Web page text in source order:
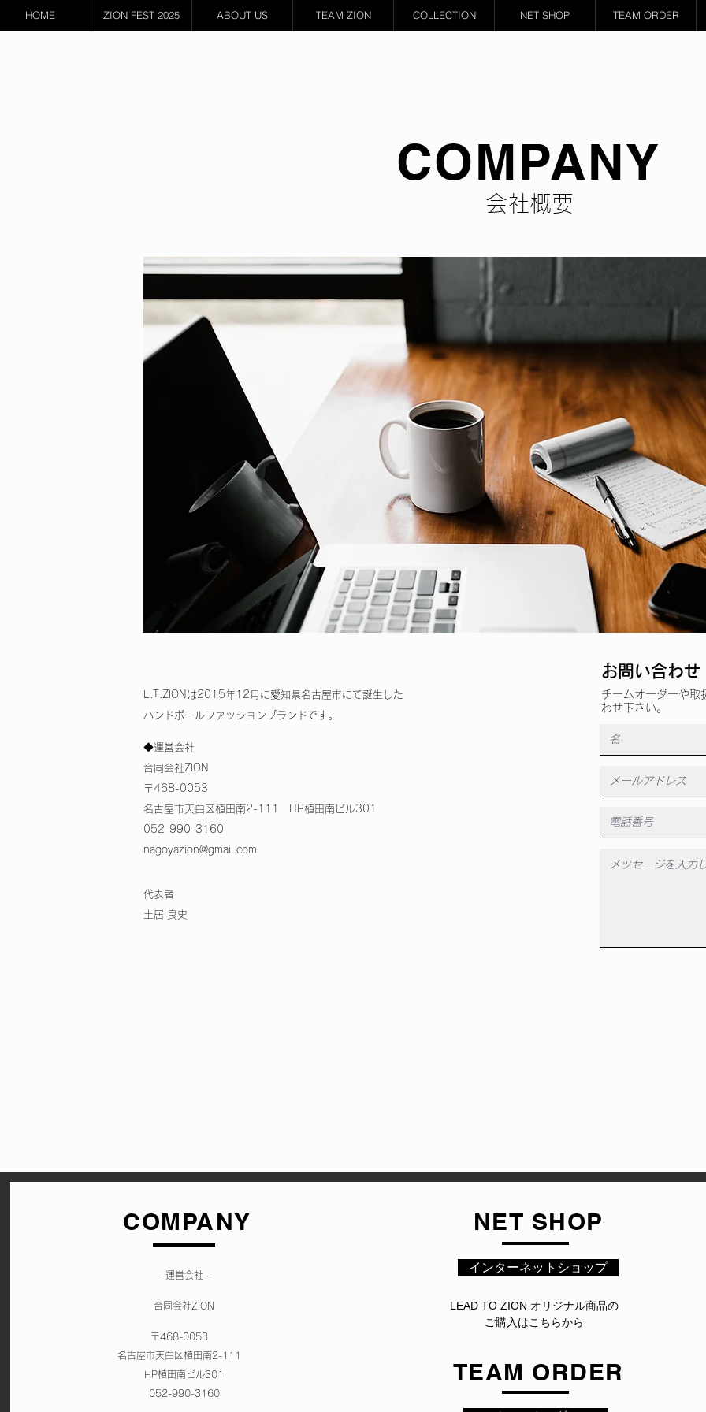
HOME ZION FEST 2025 ABOUT US TEAM ZION COLLECTION NET SHOP TEAM ORDER
COMPANY
会社概要
L.T.ZIONは2015年12月に愛知県名古屋市にて誕生した
ハンドボールファッションブランドです。
◆運営会社
合同会社ZION
〒468-0053
名古屋市天白区植田南2-111 HP植田南ビル301
052-990-3160
nagoyazion@gmail.com
代表者
土居 良史
お問い合わ
チームオーダーや取
わせ下さい。
COMPANY
- 運営会社 -
合同会社ZION
〒468-0053
名古屋市天白区植田南2-111
HP植田南ビル301
052-990-3160
NET SHOP
インターネットショップ
LEAD TO ZION オリジナル商品の
ご購入はこちらから
TEAM ORDER